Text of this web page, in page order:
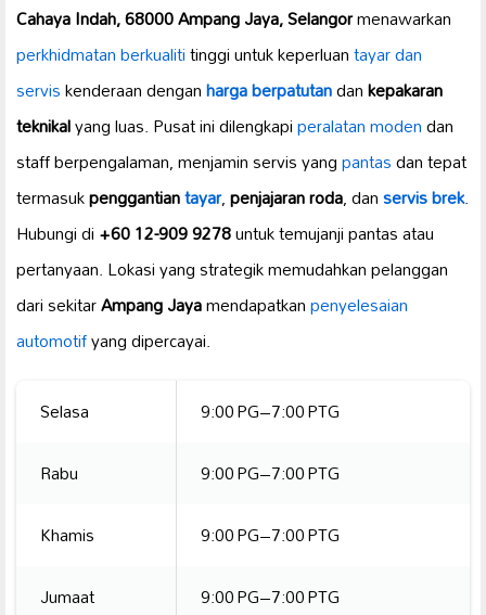
Cahaya Indah, 68000 Ampang Jaya, Selangormenawarkan
perkhidmatan berkualititinggi untuk keperluantayar dan
serviskenderaan denganharga berpatutandankepakaran
teknikalyang luas. Pusat ini dilengkapiperalatan modendan
staff berpengalaman, menjamin servis yangpantasdan tepat
termasukpenggantiantayar,penjajaran roda, danservis brek.
Hubungi di+60 12-909 9278untuk temujanji pantas atau
pertanyaan. Lokasi yang strategik memudahkan pelanggan
dari sekitarAmpang Jayamendapatkanpenyelesaian
automotifyang dipercayai.
Selasa
9:00 PG–7:00 PTG
Rabu
9:00 PG–7:00 PTG
Khamis
9:00 PG–7:00 PTG
Jumaat
9:00 PG–7:00 PTG